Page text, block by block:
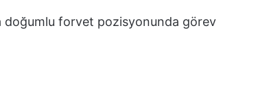
doğumlu forvet pozisyonunda görev